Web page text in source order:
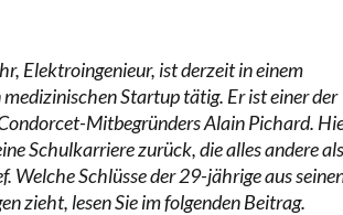
Elektroingenieur, ist derzeit in einem
Startup tätig. Er ist einer der
Mitbegründers Alain Pichard.
Schulkarriere zurück, die alles andere als
Welche Schlüsse der 29-jährige aus
zieht, lesen Sie im folgenden Beitrag.